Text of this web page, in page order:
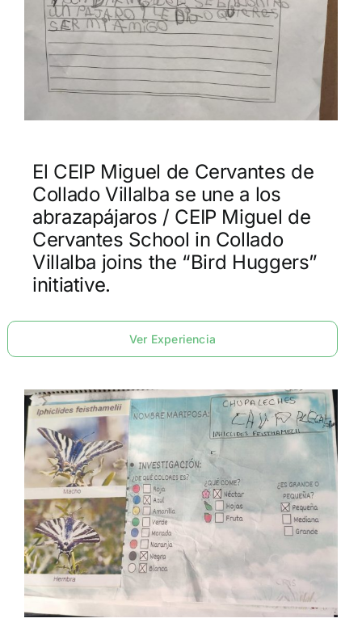
El CEIP Miguel de Cervantes de
Collado Villalba se une a los
abrazapájaros / CEIP Miguel de
Cervantes School in Collado
Villalba joins the “Bird Huggers”
initiative.
Ver Experiencia